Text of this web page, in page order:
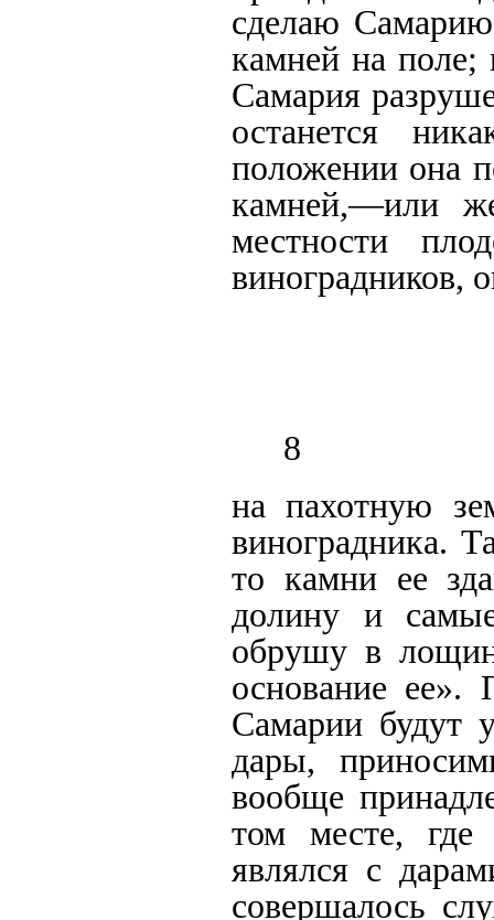
сделаю
камней на поле;
Самария
останется
положении она
камней,—или
местности
виноградников,
8
на пахотную
виноградника.
то камни ее
долину и
обрушу в
основание ее».
Самарии будут
дары,
вообще
том месте, где
являлся с
совершалось